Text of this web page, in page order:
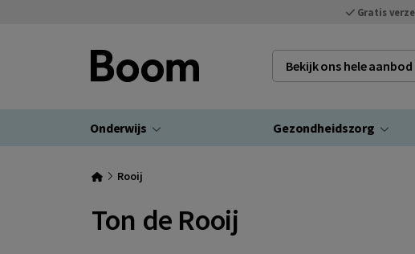
Gratis
Bekijk ons hele aanbod
Onderwijs Gezondheidszorg
Rooij
Ton de Rooij